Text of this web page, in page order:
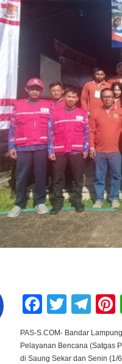
PAS-S.COM- Bandar
Pelayanan Bencana (Satgas
di Saung Sekar dan Senin (1/